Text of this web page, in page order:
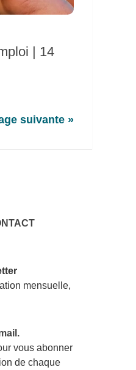
| 14
suivante »
mensuelle,
vous abonner
de chaque